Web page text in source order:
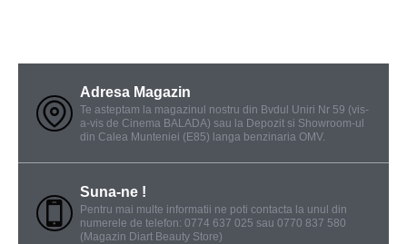
Adresa Magazin
Te asteptam la magazinul nostru din Bvdul Uniri Nr 59 (vis-
a-vis de Cinema BALADA) sau la Depozit si Showroom-ul
din Calea Munteniei (E85) langa benzinaria OMV.
Suna-ne !
Pentru mai multe informatii ne poti contacta la unul din
numerele de telefon: 0774 637 025 sau 0770 837 580
(Magazin Diart Beauty Store)